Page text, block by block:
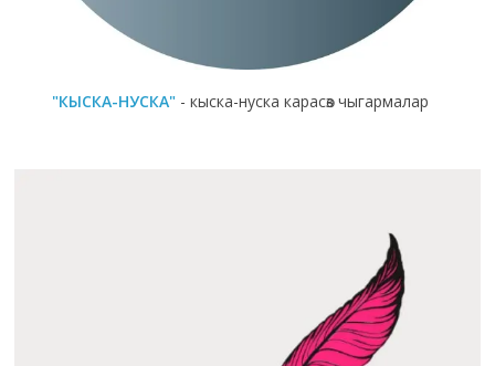
"КЫСКА-НУСКА" - кыска-нуска карасөз чыгармалар